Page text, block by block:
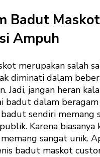
Badut
Ampuh
merupakan salah
diminati dalam
Jadi, jangan heran
badut dalam beragam
badut sendiri memang
Karena biasanya
sangat unik.
badut maskot